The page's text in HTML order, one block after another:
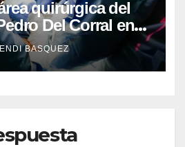
quirúrgica del
Del Corral en
BASQUEZ